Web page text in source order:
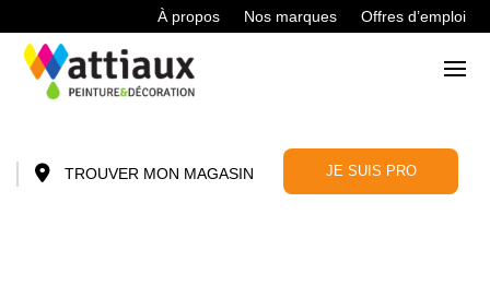
À propos Nos marques Offres d’emploi
TROUVER MON MAGASIN JE SUIS PRO